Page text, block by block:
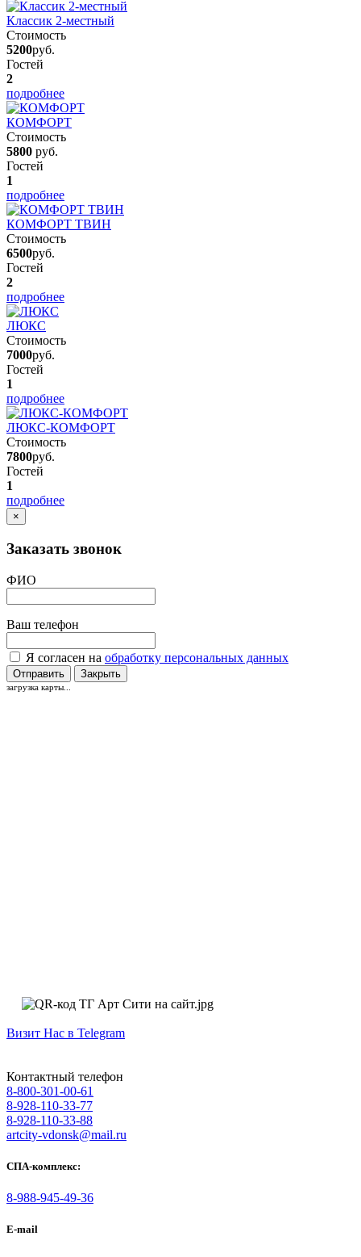
Классик 2-местный
Стоимость
5200руб.
Гостей
2
подробнее
КОМФОРТ
Стоимость
5800 руб.
Гостей
1
подробнее
КОМФОРТ ТВИН
Стоимость
6500руб.
Гостей
2
подробнее
ЛЮКС
Стоимость
7000руб.
Гостей
1
подробнее
ЛЮКС-КОМФОРТ
Стоимость
7800руб.
Гостей
1
подробнее
×
Заказать звонок
ФИО
Ваш телефон
Я согласен на обработку персональных данных
Отправить Закрыть
загрузка карты...
Визит Нас в Telegram
Контактный телефон
8-800-301-00-61
8-928-110-33-77
8-928-110-33-88
artcity-vdonsk@mail.ru
СПА-комплекс:
8-988-945-49-36
E-mail